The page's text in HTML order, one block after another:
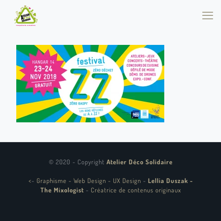
© 2020 - Copyright Atelier Déco Solidaire
<- Graphisme - Web Design - UX Design - Lellia Duszak -
The Mixologist - Créatrice de contenus originaux